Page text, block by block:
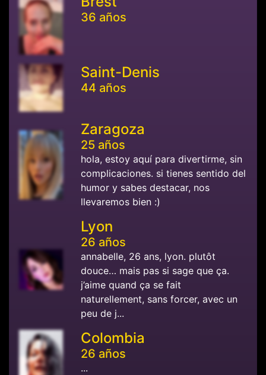
36 años
Saint-Denis
44 años
Zaragoza
25 años
hola, estoy aquí para divertirme, sin
complicaciones. si tienes sentido del
humor y sabes destacar, nos
llevaremos bien :)
Lyon
26 años
annabelle, 26 ans, lyon. plutôt
douce… mais pas si sage que ça.
j’aime quand ça se fait
naturellement, sans forcer, avec un
peu de j...
Colombia
26 años
...